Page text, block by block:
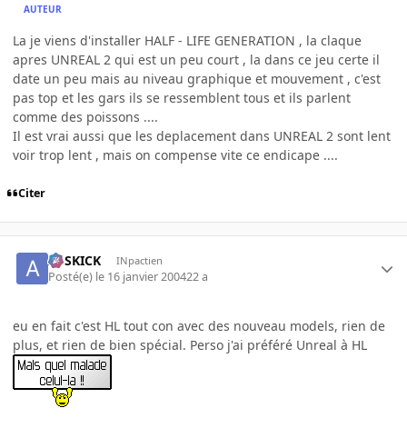
AUTEUR
La je viens d'installer HALF - LIFE GENERATION , la claque
apres UNREAL 2 qui est un peu court , la dans ce jeu certe il
date un peu mais au niveau graphique et mouvement , c'est
pas top et les gars ils se ressemblent tous et ils parlent
comme des poissons ....
Il est vrai aussi que les deplacement dans UNREAL 2 sont lent
voir trop lent , mais on compense vite ce endicape ....
Citer
ASSKICK INpactien
Posté(e) le 16 janvier 200422 a
eu en fait c'est HL tout con avec des nouveau models, rien de
plus, et rien de bien spécial. Perso j'ai préféré Unreal à HL